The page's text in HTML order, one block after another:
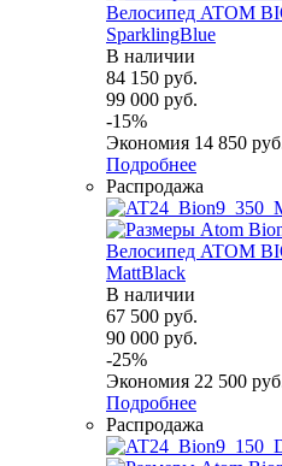
Велосипед ATOM
SparklingBlue
В наличии
84 150 руб.
99 000 руб.
-15%
Экономия 14 850
Подробнее
Распродажа
Велосипед ATOM
MattBlack
В наличии
67 500 руб.
90 000 руб.
-25%
Экономия 22 500
Подробнее
Распродажа